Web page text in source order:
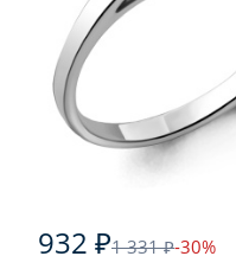
932 ₽1 331 ₽-30%